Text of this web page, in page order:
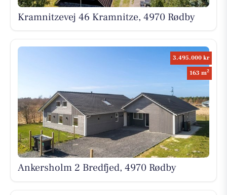
Kramnitzevej 46 Kramnitze, 4970 Rødby
3.495.000 kr
163 m2
Ankersholm 2 Bredfjed, 4970 Rødby